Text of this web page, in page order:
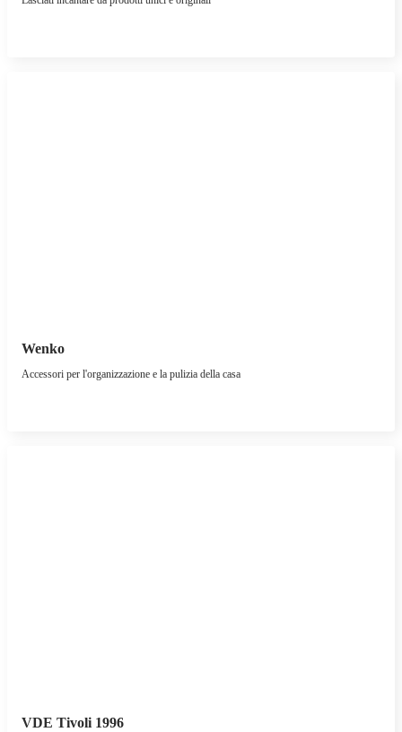
Wenko
Accessori per l'organizzazione e la pulizia della casa
VDE Tivoli 1996